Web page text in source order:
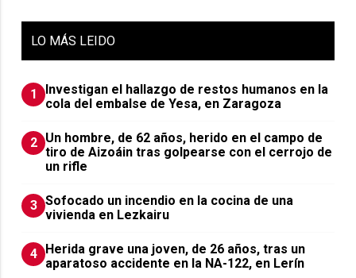
LO MÁS LEIDO
1
Investigan el hallazgo de restos humanos en la
cola del embalse de Yesa, en Zaragoza
2 Un hombre, de 62 años, herido en el campo de
tiro de Aizoáin tras golpearse con el cerrojo de
un rifle
3 Sofocado un incendio en la cocina de una
vivienda en Lezkairu
4 Herida grave una joven, de 26 años, tras un
aparatoso accidente en la NA-122, en Lerín